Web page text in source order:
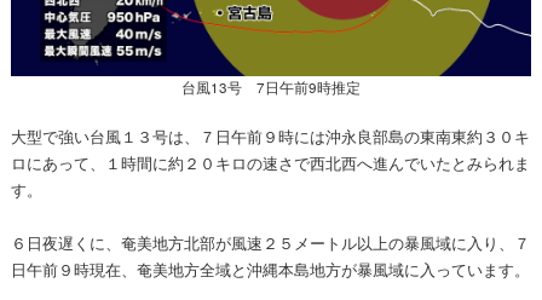
台風13号 7日午前9時推定
大型で強い台風１３号は、７日午前９時には沖永良部島の東南東約３０キ
ロにあって、１時間に約２０キロの速さで西北西へ進んでいたとみられま
す。
６日夜遅くに、奄美地方北部が風速２５メートル以上の暴風域に入り、７
日午前９時現在、奄美地方全域と沖縄本島地方が暴風域に入っています。